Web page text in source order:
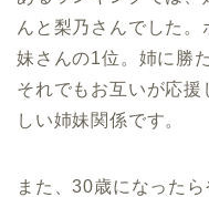
んと梨乃さんでした
妹さんの1位。姉に勝
それでもお互いが応援
しい姉妹関係です。
また、30歳になった